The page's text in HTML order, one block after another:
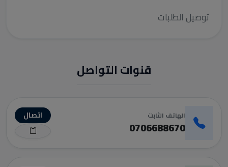
توصيل الطلبات
قنوات التواصل
الهاتف الثابت
0706688670
اتصال